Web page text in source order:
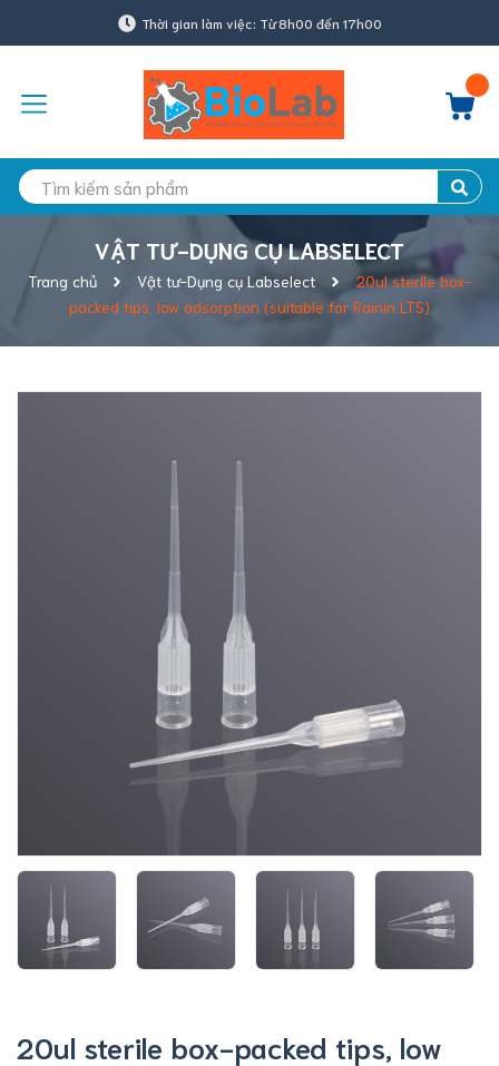
Thời gian làm việc: Từ 8h00 đến 17h00
VẬT TƯ-DỤNG CỤ LABSELECT
Trang chủ Vật tư-Dụng cụ Labselect
20ul sterile box-
packed tips, low adsorption (suitable for Rainin LTS)
20ul sterile box-packed tips, low